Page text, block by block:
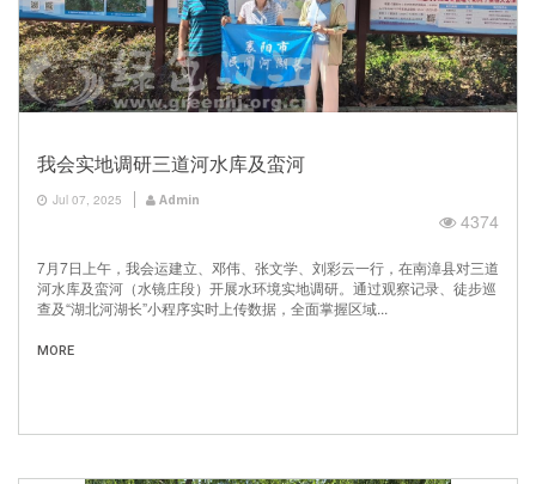
我会实地调研三道河水库及蛮河
Jul 07, 2025 Admin
4374
7月7日上午，我会运建立、邓伟、张文学、刘彩云一行，在南漳县对三道
河水库及蛮河（水镜庄段）开展水环境实地调研。通过观察记录、徒步巡
查及“湖北河湖长”小程序实时上传数据，全面掌握区域...
MORE